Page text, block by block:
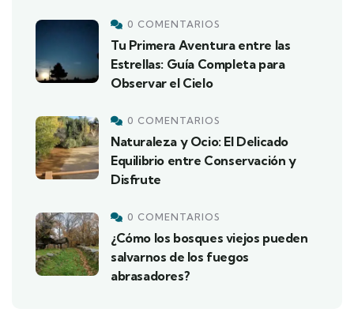
0 COMENTARIOS
Tu Primera Aventura entre las
Estrellas: Guía Completa para
Observar el Cielo
0 COMENTARIOS
Naturaleza y Ocio: El Delicado
Equilibrio entre Conservación y
Disfrute
0 COMENTARIOS
¿Cómo los bosques viejos pueden
salvarnos de los fuegos
abrasadores?